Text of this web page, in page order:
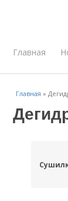
Главная
Главная »